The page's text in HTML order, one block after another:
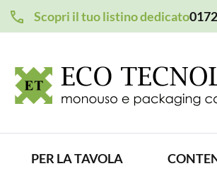
Scopri il tuo listino dedicato
PER LA TAVOLA